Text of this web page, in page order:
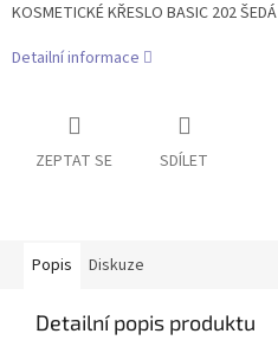
KOSMETICKÉ KŘESLO BASIC 202 ŠEDÁ
Detailní informace
ZEPTAT SE SDÍLET
Popis Diskuze
Detailní popis produktu